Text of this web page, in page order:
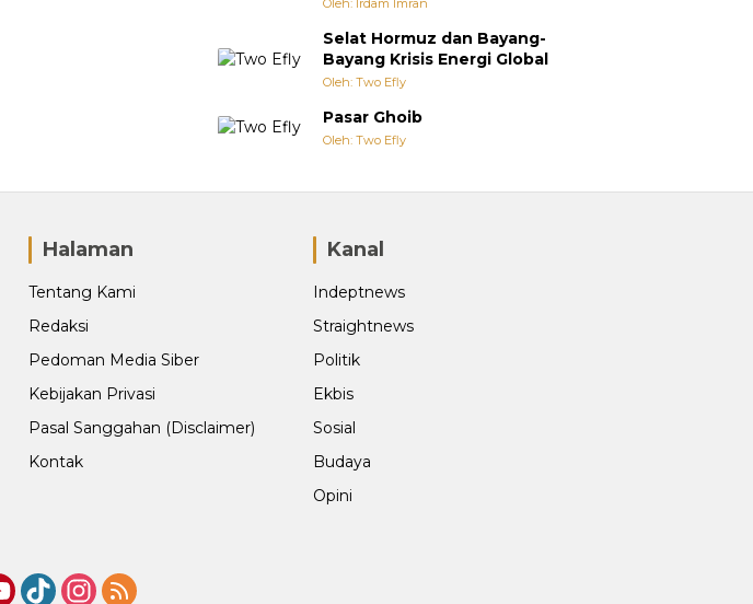
Oleh: Irdam Imran
Selat Hormuz dan Bayang-
Bayang Krisis Energi Global
Oleh: Two Efly
Pasar Ghoib
Oleh: Two Efly
Halaman
Tentang Kami
Redaksi
Pedoman Media Siber
Kebijakan Privasi
Pasal Sanggahan (Disclaimer)
Kontak
Kanal
Indeptnews
Straightnews
Politik
Ekbis
Sosial
Budaya
Opini